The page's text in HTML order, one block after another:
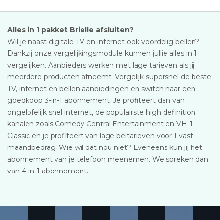
Alles in 1 pakket Brielle afsluiten?
Wil je naast digitale TV en internet ook voordelig bellen?
Dankzij onze vergelijkingsmodule kunnen jullie alles in 1
vergelijken. Aanbieders werken met lage tarieven als jij
meerdere producten afneemt. Vergelijk supersnel de beste
TV, internet en bellen aanbiedingen en switch naar een
goedkoop 3-in-1 abonnement. Je profiteert dan van
ongelofelijk snel internet, de populairste high definition
kanalen zoals Comedy Central Entertainment en VH-1
Classic en je profiteert van lage beltarieven voor 1 vast
maandbedrag. Wie wil dat nou niet? Eveneens kun jij het
abonnement van je telefoon meenemen. We spreken dan
van 4-in-1 abonnement.